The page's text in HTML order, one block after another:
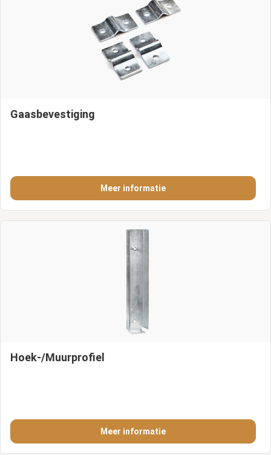
Gaasbevestiging
Meer informatie
Hoek-/Muurprofiel
Meer informatie